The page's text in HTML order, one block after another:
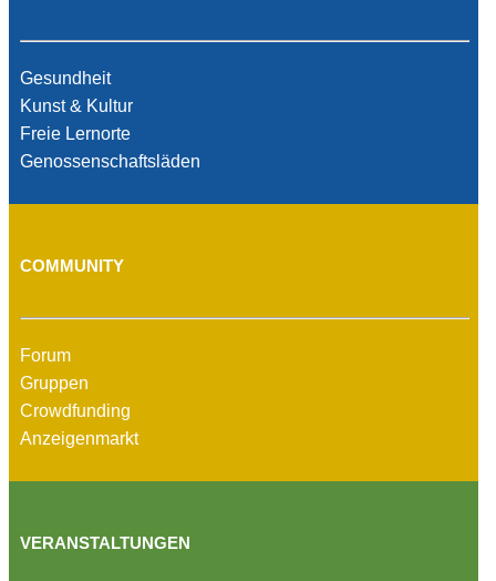
Gesundheit
Kunst & Kultur
Freie Lernorte
Genossenschaftsläden
COMMUNITY
Forum
Gruppen
Crowdfunding
Anzeigenmarkt
VERANSTALTUNGEN